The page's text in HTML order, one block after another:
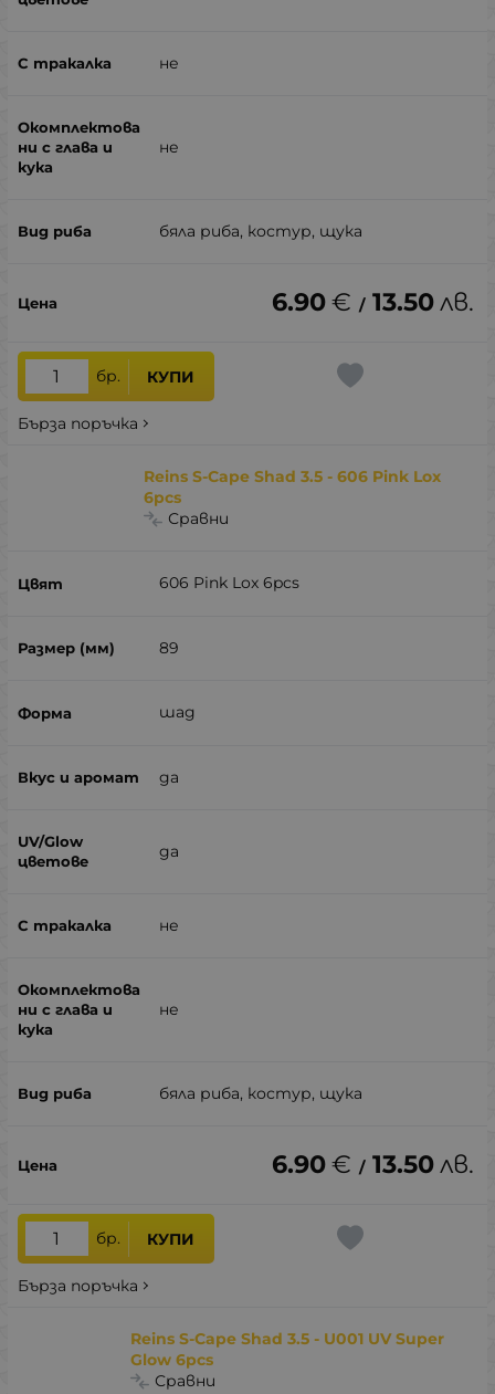
не
не
бяла риба, костур, щука
6.90€ / 13.50лв.
бр. КУПИ
Бърза поръчка
Reins S-Cape Shad 3.5 - 606 Pink Lox
6pcs
Сравни
606 Pink Lox 6pcs
89
шад
да
да
не
не
бяла риба, костур, щука
6.90€ / 13.50лв.
бр. КУПИ
Бърза поръчка
Reins S-Cape Shad 3.5 - U001 UV Super
Glow 6pcs
Сравни